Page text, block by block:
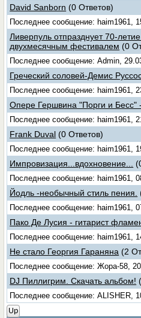
David Sanborn (0 Ответов)
Последнее сообщение: haim1961,
Ливерпуль отпразднует 70-
двухмесячным фестивалем (0
Последнее сообщение: Admin,
Греческий соловей-Демис
Последнее сообщение: haim1961,
Опере Гершвина "Порги и Бесс"
Последнее сообщение: haim1961,
Frank Duval (0 Ответов)
Последнее сообщение: haim1961,
Импровизация...вдохновение...
Последнее сообщение: haim1961,
Йодль -необычный стиль пения.
Последнее сообщение: haim1961,
Пако Де Лусия - гитарист
Последнее сообщение: haim1961,
Не стало Георгия Гараняна (2
Последнее сообщение: Жора-58,
DJ Пиллигрим. Скачать альбом!
Последнее сообщение: ALISHER,
Up